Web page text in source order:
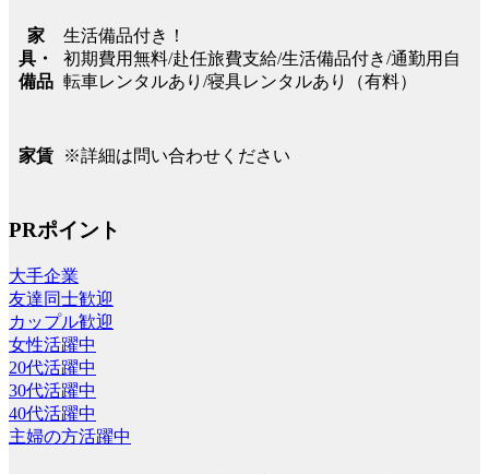
家
具・
備品
生活備品付き！
初期費用無料/赴任旅費支給/生活備品付き/通勤用自
転車レンタルあり/寝具レンタルあり（有料）
家賃 ※詳細は問い合わせください
PRポイント
大手企業
友達同士歓迎
カップル歓迎
女性活躍中
20代活躍中
30代活躍中
40代活躍中
主婦の方活躍中